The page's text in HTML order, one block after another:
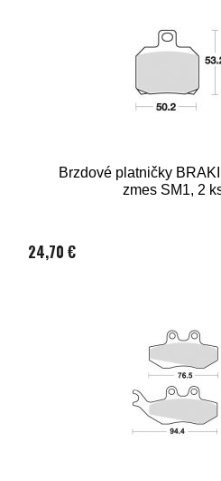
Brzdové platničky
zmes SM1, 2
24,70 €